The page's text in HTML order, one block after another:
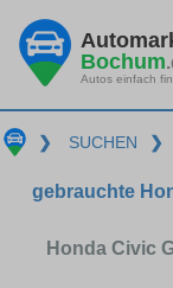
Bochum
Autos einfach
❯ SUCHEN ❯
gebrauchte
Honda Civic